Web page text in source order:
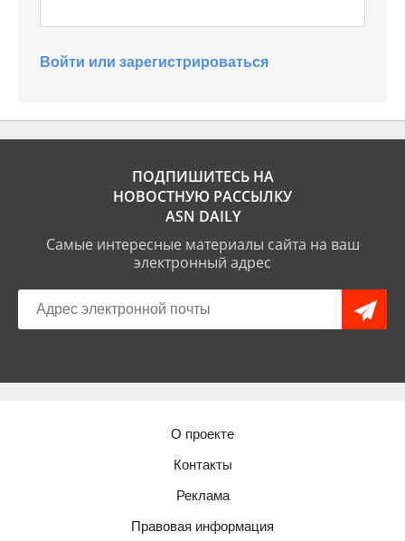
Войти или зарегистрироваться
ПОДПИШИТЕСЬ НА
НОВОСТНУЮ РАССЫЛКУ
ASN DAILY
Самые интересные материалы сайта на ваш
электронный адрес
О проекте
Контакты
Реклама
Правовая информация